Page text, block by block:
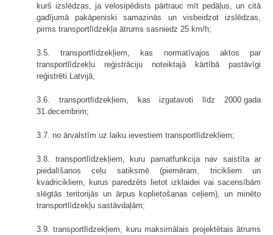
kurš izslēdzas, ja velosipēdists pārtrauc mīt pedāļus, un citā
gadījumā pakāpeniski samazinās un visbeidzot izslēdzas,
pirms transportlīdzekļa ātrums sasniedz 25 km/h;
3.5. transportlīdzekļiem, kas normatīvajos aktos par
transportlīdzekļu reģistrāciju noteiktajā kārtībā pastāvīgi
reģistrēti Latvijā;
3.6. transportlīdzekļiem, kas izgatavoti līdz 2000.gada
31.decembrim;
3.7. no ārvalstīm uz laiku ievestiem transportlīdzekļiem;
3.8. transportlīdzekļiem, kuru pamatfunkcija nav saistīta ar
piedalīšanos ceļu satiksmē (piemēram, tricikliem un
kvadricikliem, kurus paredzēts lietot izklaidei vai sacensībām
slēgtās teritorijās un ārpus koplietošanas ceļiem), un minēto
transportlīdzekļu sastāvdaļām;
3.9. transportlīdzekļiem, kuru maksimālais projektētais ātrums